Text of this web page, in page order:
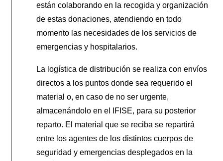
están colaborando en la recogida y organización
de estas donaciones, atendiendo en todo
momento las necesidades de los servicios de
emergencias y hospitalarios.
La logística de distribución se realiza con envíos
directos a los puntos donde sea requerido el
material o, en caso de no ser urgente,
almacenándolo en el IFISE, para su posterior
reparto. El material que se reciba se repartirá
entre los agentes de los distintos cuerpos de
seguridad y emergencias desplegados en la